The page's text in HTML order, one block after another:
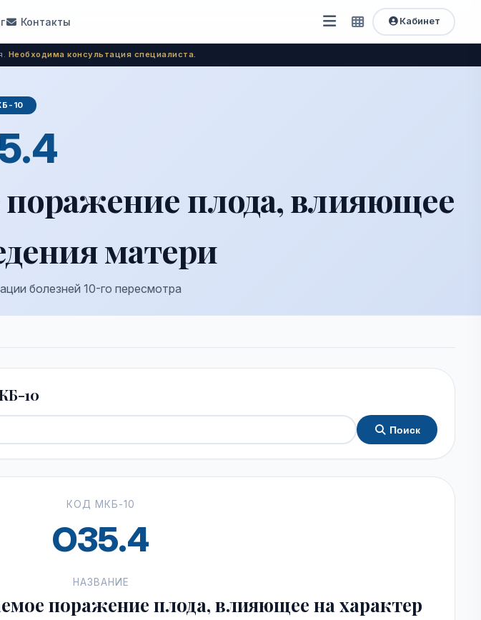
Контакты
Открыть
меню
Быстрый
доступ
Кабинет
Необходима консультация специалиста.
10
поражение плода, влияющее
матери
болезней 10-го пересмотра
10
Поиск
КОД МКБ-10
O35.4
НАЗВАНИЕ
поражение плода, влияющее на характер